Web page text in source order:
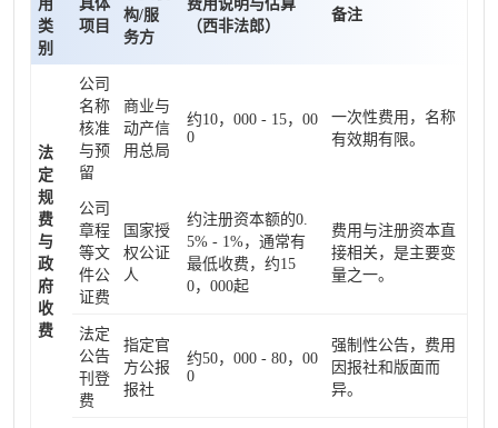
用
类
别
具体
项目
构/服
务方
费用说明与估算
（西非法郎）
备注
法
定
规
费
与
政
府
收
费
公司
名称
核准
与预
留
商业与
动产信
用总局
约10，000 - 15，00
0
一次性费用，名称
有效期有限。
公司
章程
等文
件公
证费
国家授
权公证
人
约注册资本额的0.
5% - 1%，通常有
最低收费，约15
0，000起
费用与注册资本直
接相关，是主要变
量之一。
法定
公告
刊登
费
指定官
方公报
报社
约50，000 - 80，00
0
强制性公告，费用
因报社和版面而
异。